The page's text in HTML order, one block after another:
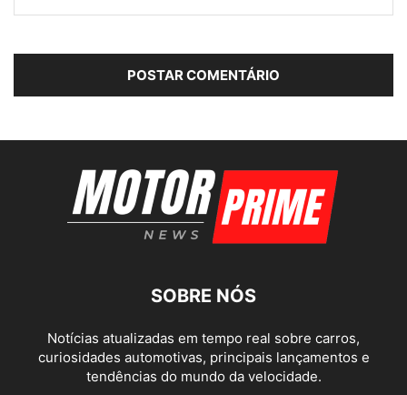
SOBRE NÓS
Notícias atualizadas em tempo real sobre carros,
curiosidades automotivas, principais lançamentos e
tendências do mundo da velocidade.